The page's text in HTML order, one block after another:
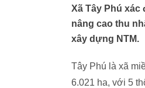
Xã Tây Phú xác
nâng cao thu
xây dựng NTM.
Tây Phú là xã
6.021 ha, với 5